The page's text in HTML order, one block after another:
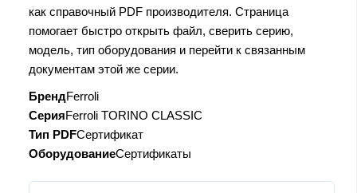
как справочный PDF производителя. Страница
помогает быстро открыть файл, сверить серию,
модель, тип оборудования и перейти к связанным
документам этой же серии.
БрендFerroli
СерияFerroli TORINO CLASSIC
Тип PDFСертификат
ОборудованиеСертификаты